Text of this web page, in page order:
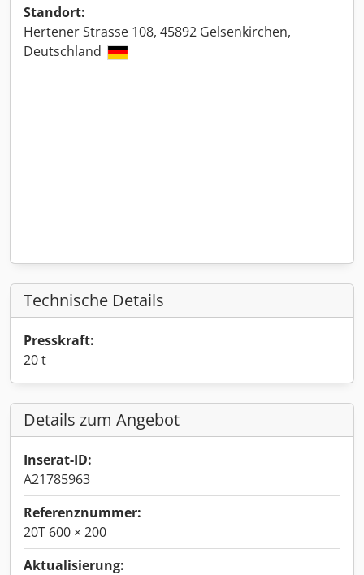
Standort:
Hertener Strasse 108, 45892 Gelsenkirchen,
Deutschland
Technische Details
Presskraft:
20 t
Details zum Angebot
Inserat-ID:
A21785963
Referenznummer:
20T 600 × 200
Aktualisierung: